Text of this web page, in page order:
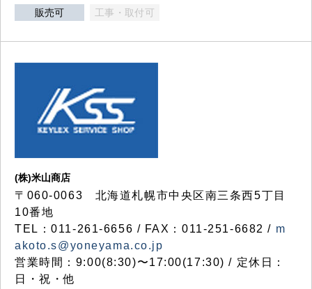
販売可 工事・取付可
(株)米山商店
〒060-0063 北海道札幌市中央区南三条西5丁目
10番地
TEL：011-261-6656 / FAX：011-251-6682 / m
akoto.s@yoneyama.co.jp
営業時間：9:00(8:30)〜17:00(17:30) / 定休日：
日・祝・他